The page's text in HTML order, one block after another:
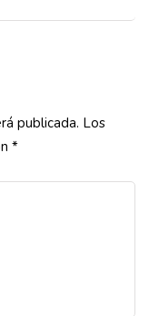
publicada. Los
*